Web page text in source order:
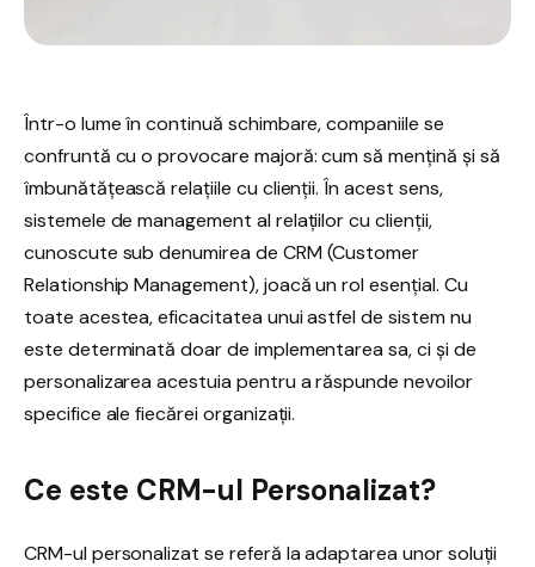
Într-o lume în continuă schimbare, companiile se
confruntă cu o provocare majoră: cum să mențină și să
îmbunătățească relațiile cu clienții. În acest sens,
sistemele de management al relațiilor cu clienții,
cunoscute sub denumirea de CRM (Customer
Relationship Management), joacă un rol esențial. Cu
toate acestea, eficacitatea unui astfel de sistem nu
este determinată doar de implementarea sa, ci și de
personalizarea acestuia pentru a răspunde nevoilor
specifice ale fiecărei organizații.
Ce este CRM-ul Personalizat?
CRM-ul personalizat se referă la adaptarea unor soluții